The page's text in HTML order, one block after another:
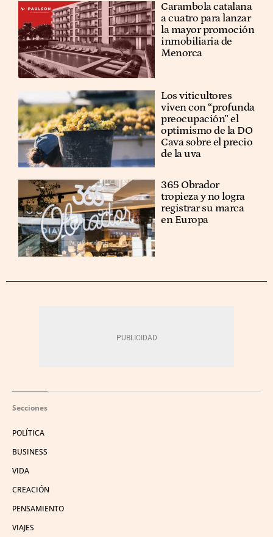
Carambola catalana
a cuatro para lanzar
la mayor promoción
inmobiliaria de
Menorca
Los viticultores
viven con “profunda
preocupación” el
optimismo de la DO
Cava sobre el precio
de la uva
365 Obrador
tropieza y no logra
registrar su marca
en Europa
Secciones
POLÍTICA
BUSINESS
VIDA
CREACIÓN
PENSAMIENTO
VIAJES